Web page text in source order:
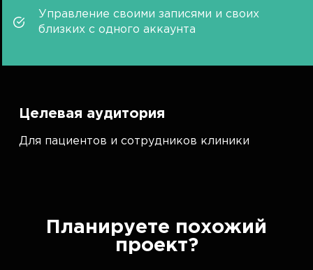
Управление своими записями и своих
близких с одного аккаунта
Целевая аудитория
Для пациентов и сотрудников клиники
Планируете похожий
проект?